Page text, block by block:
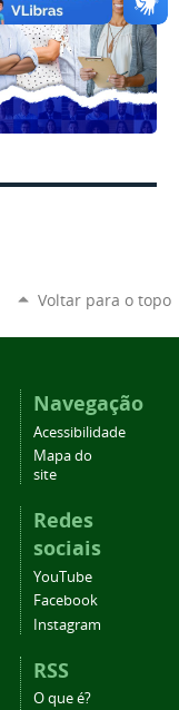
Voltar para o topo
Navegação
Acessibilidade
Mapa do
site
Redes
sociais
YouTube
Facebook
Instagram
RSS
O que é?